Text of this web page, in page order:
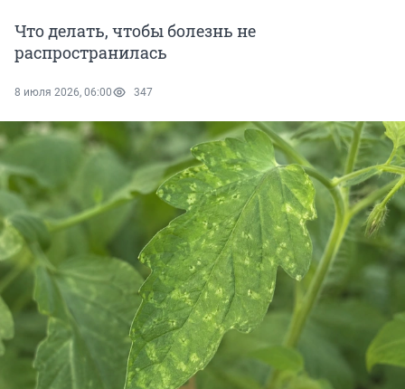
Что делать, чтобы болезнь не
распространилась
8 июля 2026, 06:00 347